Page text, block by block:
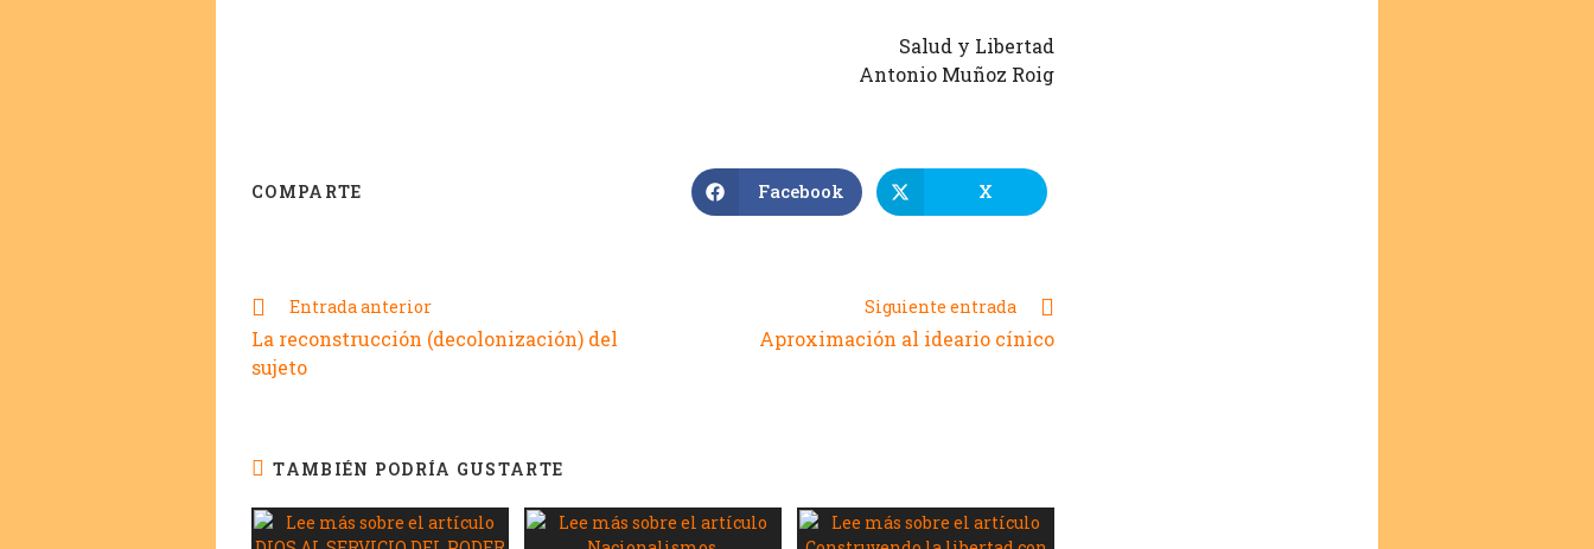
Salud y Libertad
Antonio Muñoz Roig
COMPARTE Facebook X
Entrada anterior
La reconstrucción (decolonización) del
sujeto
Siguiente entrada
Aproximación al ideario cínico
TAMBIÉN PODRÍA GUSTARTE